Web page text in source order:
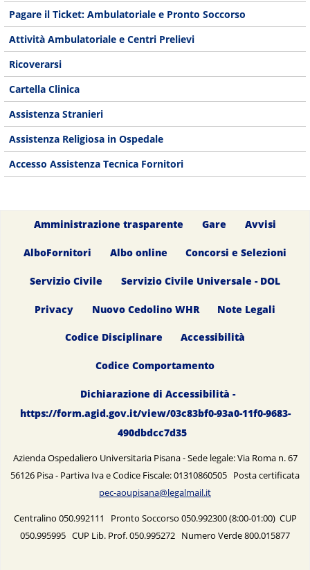
Pagare il Ticket: Ambulatoriale e Pronto Soccorso
Attività Ambulatoriale e Centri Prelievi
Ricoverarsi
Cartella Clinica
Assistenza Stranieri
Assistenza Religiosa in Ospedale
Accesso Assistenza Tecnica Fornitori
Amministrazione trasparente Gare Avvisi
AlboFornitori Albo online Concorsi e Selezioni
Servizio Civile Servizio Civile Universale - DOL
Privacy Nuovo Cedolino WHR Note Legali
Codice Disciplinare Accessibilità
Codice Comportamento
Dichiarazione di Accessibilità -
https://form.agid.gov.it/view/03c83bf0-93a0-11f0-9683-
490dbdcc7d35
Azienda Ospedaliero Universitaria Pisana - Sede legale: Via Roma n. 67
56126 Pisa - Partiva Iva e Codice Fiscale: 01310860505 Posta certificata
pec-aoupisana@legalmail.it
Centralino 050.992111 Pronto Soccorso 050.992300 (8:00-01:00) CUP
050.995995 CUP Lib. Prof. 050.995272 Numero Verde 800.015877